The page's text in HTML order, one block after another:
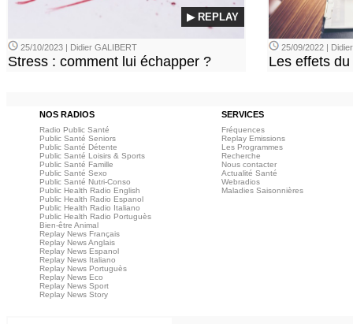
▶ REPLAY
25/10/2023 | Didier GALIBERT
Stress : comment lui échapper ?
25/09/2022 |
Les effets
NOS RADIOS SERVICES
Radio Public Santé
Public Santé Seniors
Public Santé Détente
Public Santé Loisirs & Sports
Public Santé Famille
Public Santé Sexo
Public Santé Nutri-Conso
Public Health Radio English
Public Health Radio Espanol
Public Health Radio Italiano
Public Health Radio Portuguès
Bien-être Animal
Replay News Français
Replay News Anglais
Replay News Espanol
Replay News Italiano
Replay News Portuguès
Replay News Eco
Replay News Sport
Replay News Story
Fréquences
Replay Emissions
Les Programmes
Recherche
Nous contacter
Actualité Santé
Webradios
Maladies Saisonnières